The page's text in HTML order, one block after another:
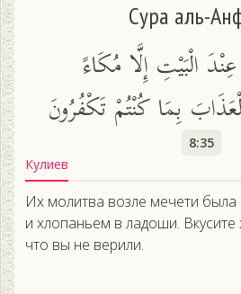
Сура аль-
الْبَيْتِ إِلَّا مُكَاءً
بِمَا كُنْتُمْ تَكْفُرُونَ
8:35
Кулиев
Их молитва возле мечети
и хлопаньем в ладоши. Вкусите
что вы не верили.